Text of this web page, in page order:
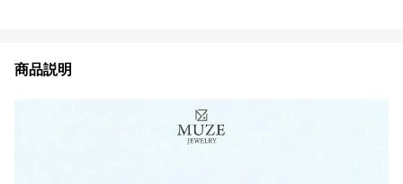
商品説明